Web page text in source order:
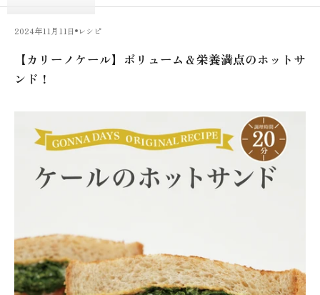
2024年11月11日 レシピ
【カリーノケール】ボリューム＆栄養満点のホットサ
ンド！